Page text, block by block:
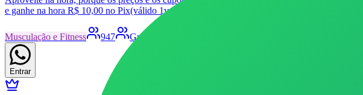
e ganhe na hora R$ 10,00 no Pix(válido 1vez por perfil) 💚 Envie esse link para um amigo
Musculação e Fitness 947 Grupo
Entrar